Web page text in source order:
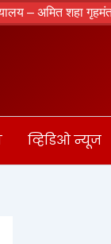
अमित शहा गृहमंत्री
व्हिडिओ न्यूज